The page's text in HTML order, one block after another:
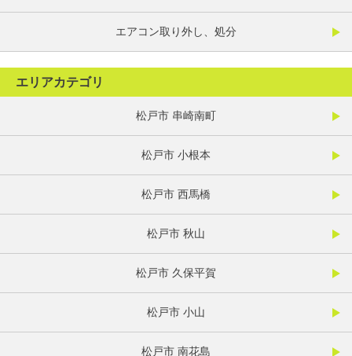
エアコン取り外し、処分
エリアカテゴリ
松戸市 串崎南町
松戸市 小根本
松戸市 西馬橋
松戸市 秋山
松戸市 久保平賀
松戸市 小山
松戸市 南花島